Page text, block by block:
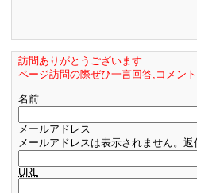
訪問ありがとうございます
ページ訪問の際ぜひ一言回答,コメン
名前
メールアドレス
メールアドレスは表示されません。
URL